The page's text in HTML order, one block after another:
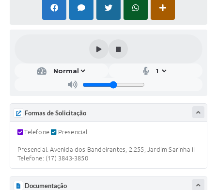
Formas de Solicitação
Telefone Presencial
Presencial: Avenida dos Bandeirantes, 2.255, Jardim Sarinha II
Telefone: (17) 3843-3850
Documentação